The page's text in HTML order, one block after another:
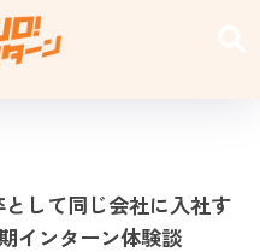
として同じ会社に入社す
インターン体験談